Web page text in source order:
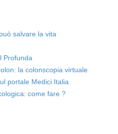
salvare la vita
Profunda
la colonscopia virtuale
portale Medici Italia
come fare ?